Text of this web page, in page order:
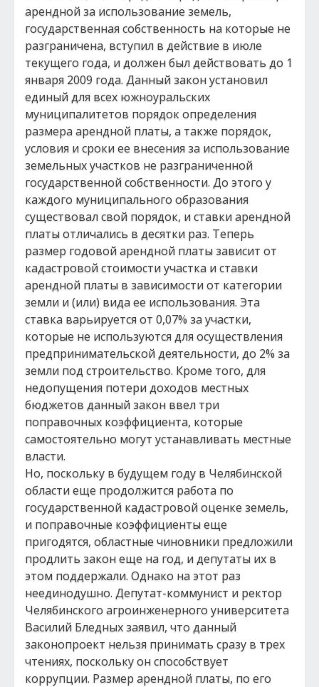
арендной за использование земель,
государственная собственность на которые не
разграничена, вступил в действие в июле
текущего года, и должен был действовать до 1
января 2009 года. Данный закон установил
единый для всех южноуральских
муниципалитетов порядок определения
размера арендной платы, а также порядок,
условия и сроки ее внесения за использование
земельных участков не разграниченной
государственной собственности. До этого у
каждого муниципального образования
существовал свой порядок, и ставки арендной
платы отличались в десятки раз. Теперь
размер годовой арендной платы зависит от
кадастровой стоимости участка и ставки
арендной платы в зависимости от категории
земли и (или) вида ее использования. Эта
ставка варьируется от 0,07% за участки,
которые не используются для осуществления
предпринимательской деятельности, до 2% за
земли под строительство. Кроме того, для
недопущения потери доходов местных
бюджетов данный закон ввел три
поправочных коэффициента, которые
самостоятельно могут устанавливать местные
власти.
Но, поскольку в будущем году в Челябинской
области еще продолжится работа по
государственной кадастровой оценке земель,
и поправочные коэффициенты еще
пригодятся, областные чиновники предложили
продлить закон еще на год, и депутаты их в
этом поддержали. Однако на этот раз
неединодушно. Депутат-коммунист и ректор
Челябинского агроинженерного университета
Василий Бледных заявил, что данный
законопроект нельзя принимать сразу в трех
чтениях, поскольку он способствует
коррупции. Размер арендной платы, по его